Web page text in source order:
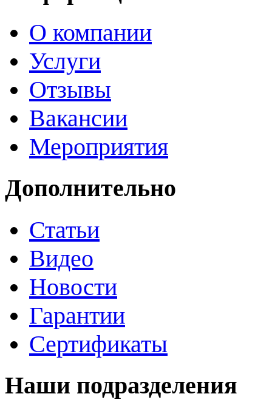
О компании
Услуги
Отзывы
Вакансии
Мероприятия
Дополнительно
Статьи
Видео
Новости
Гарантии
Сертификаты
Наши подразделения